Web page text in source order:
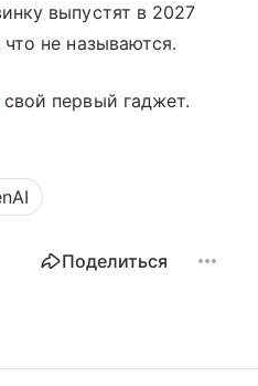
выпустят в 2027
не называются.
свой первый гаджет.
Поделиться